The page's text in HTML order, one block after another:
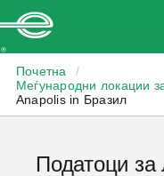
Почетна
/
Меѓународни локации
Anapolis in Бразил
Податоци за